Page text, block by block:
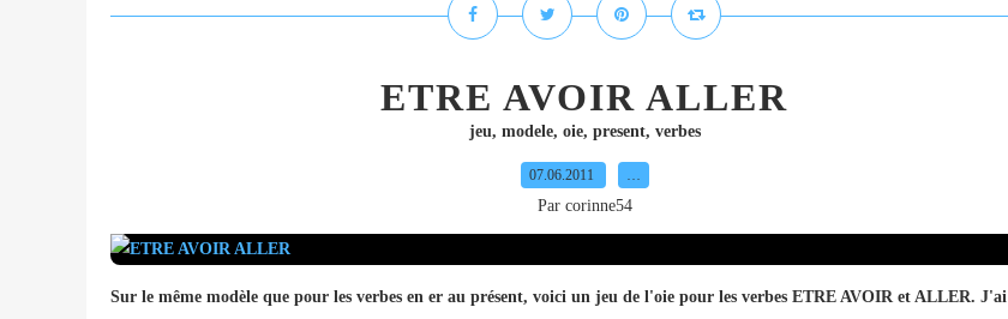
ETRE AVOIR ALLER
jeu, modele, oie, present, verbes
07.06.2011 …
Par corinne54
Sur le même modèle que pour les verbes en er au présent, voici un jeu de l'oie pour les verbes ETRE AVOIR et ALLER. J'ai